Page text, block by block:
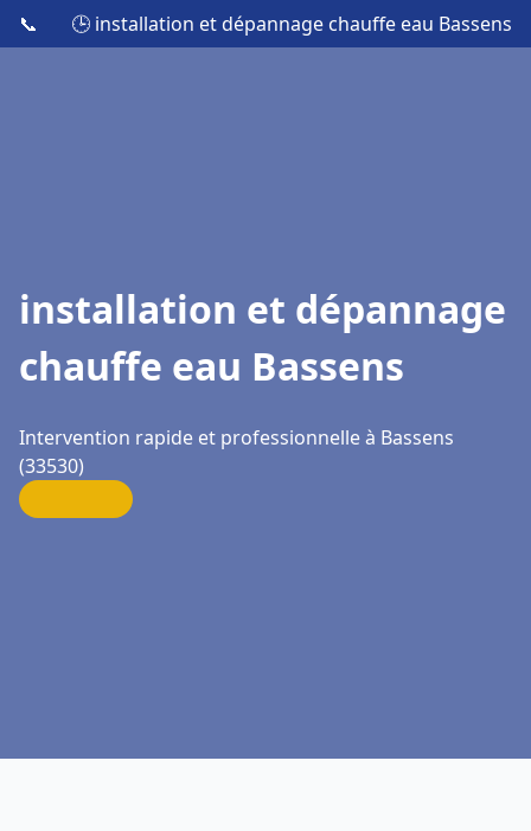
📞 🕒 installation et dépannage chauffe eau Bassens
installation et dépannage
chauffe eau Bassens
Intervention rapide et professionnelle à Bassens
(33530)